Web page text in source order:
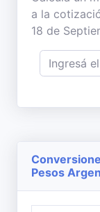
a la
18 de
Pesos